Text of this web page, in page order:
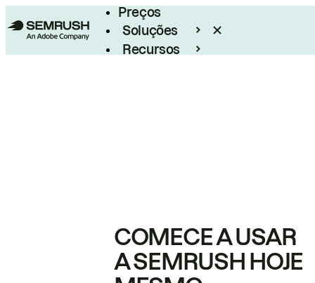
Preços
Soluções
Recursos
COMECE A USAR
A SEMRUSH HOJE